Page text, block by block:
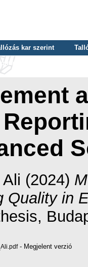
kar szerint
szerint
(2024)
Quality in
- Megjelent verzió